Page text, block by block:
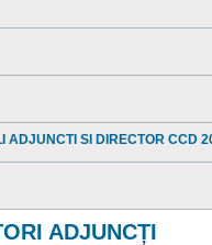
ADJUNCTI SI DIRECTOR CCD
ADJUNCȚI